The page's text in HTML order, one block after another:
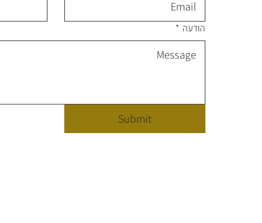
הודעה *
Submit